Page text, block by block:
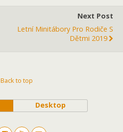
Next Post
Letní Minitábory Pro Rodiče S
Dětmi 2019
Back to top
Desktop